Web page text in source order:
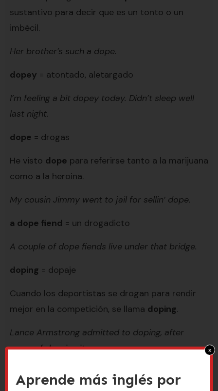
sustantivo para decir que es un tonto o un
imbécil.
Her brother’s such a dope.
dopey = atontado, aletargado
I’m feeling a bit dopey today. Didn’t sleep well
last night.
dope = drogas
He visto dope para referirse tanto a la marijuana
como a la heroina.
My cousin Jimmy went to jail for sellin’ dope.
a dope fiend = un drogadicto
A couple of dope fiends live under that bridge.
doping = dopaje
Cuando los deportistas se drogan para rendir
mejor en la competición, se llama doping.
Lance Armstrong admitted to doping, after
years of denying it.
Quizá te acuerdas de una canción de Marilyn
Manson que se llama “The Dope Show”. Pues, ahí
Aprende más inglés por
x